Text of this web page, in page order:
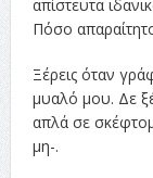
απίστευτα
Πόσο
Ξέρεις όταν
μυαλό μου. Δε
απλά σε
μη-.